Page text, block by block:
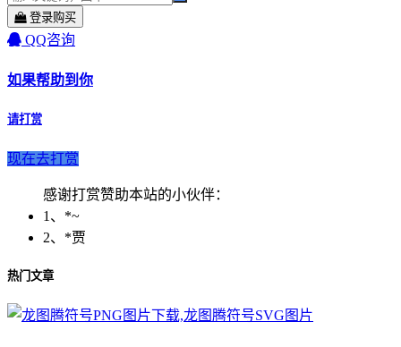
登录购买
QQ咨询
如果帮助到你
请打赏
现在去打赏
感谢打赏赞助本站的小伙伴：
1、*~
2、*贾
热门文章